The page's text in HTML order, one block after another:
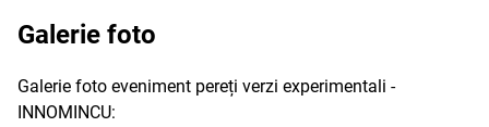
Galerie foto
Galerie foto eveniment pereți verzi experimentali -
INNOMINCU: